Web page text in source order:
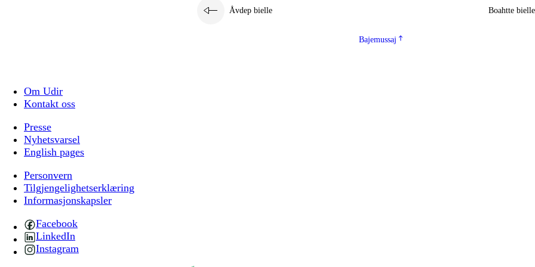
Åvdep bielle Boahtte bielle
Bajemussaj
Om Udir
Kontakt oss
Presse
Nyhetsvarsel
English pages
Personvern
Tilgjengelighetserklæring
Informasjonskapsler
Facebook
LinkedIn
Instagram